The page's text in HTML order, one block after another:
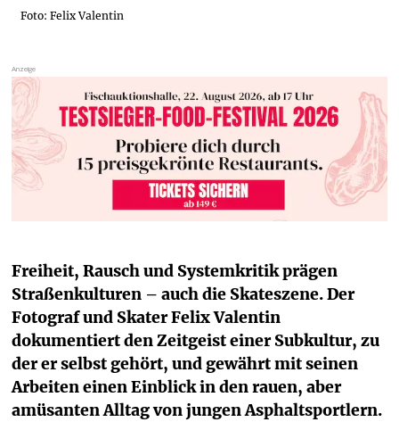
Foto: Felix Valentin
Freiheit, Rausch und Systemkritik prägen
Straßenkulturen – auch die Skateszene. Der
Fotograf und Skater Felix Valentin
dokumentiert den Zeitgeist einer Subkultur, zu
der er selbst gehört, und gewährt mit seinen
Arbeiten einen Einblick in den rauen, aber
amüsanten Alltag von jungen Asphaltsportlern.